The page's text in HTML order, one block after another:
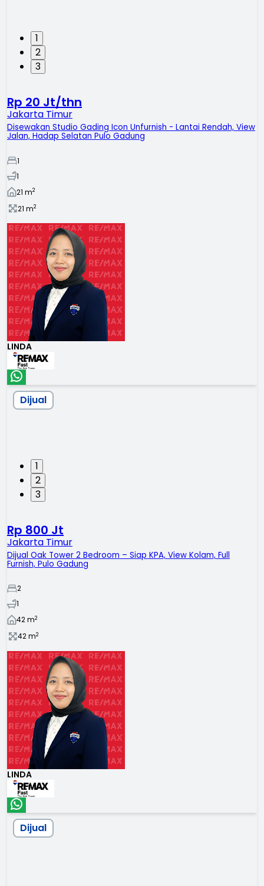
1
2
3
Rp 20 Jt/thn
Jakarta Timur
Disewakan Studio Gading Icon Unfurnish - Lantai Rendah, View
Jalan, Hadap Selatan Pulo Gadung
1
1
21 m2
21 m2
LINDA
1
2
3
Dijual
Rp 800 Jt
Jakarta Timur
Dijual Oak Tower 2 Bedroom – Siap KPA, View Kolam, Full
Furnish, Pulo Gadung
2
1
42m2
42m2
LINDA
Dijual